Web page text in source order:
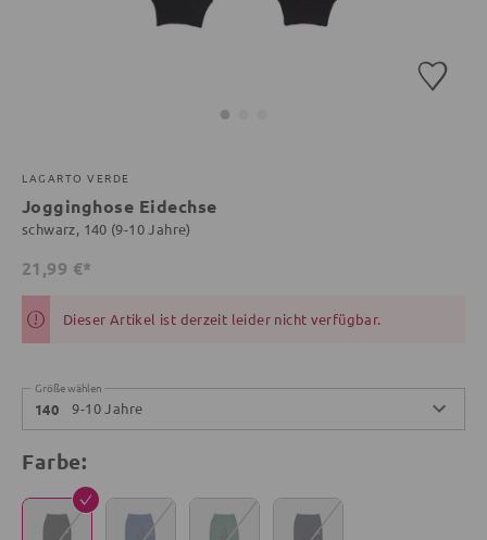
LAGARTO VERDE
Jogginghose Eidechse
schwarz, 140 (9-10 Jahre)
21,99 €*
Dieser Artikel ist derzeit leider nicht verfügbar.
Größe wählen
140 9-10 Jahre
Farbe: